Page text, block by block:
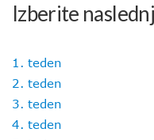
Izberite
1. teden
2. teden
3. teden
4. teden